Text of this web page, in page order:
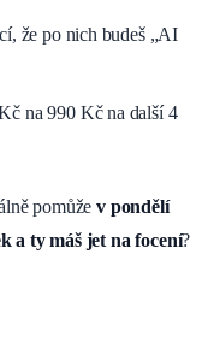
že po nich budeš „AI
na 990 Kč na další 4
pomůžev pondělí
a ty máš jet na focení?